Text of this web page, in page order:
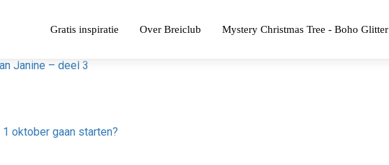
Gratis inspiratie Over Breiclub Mystery Christmas Tree - Boho Glitter
Janine – deel 3
oktober gaan starten?